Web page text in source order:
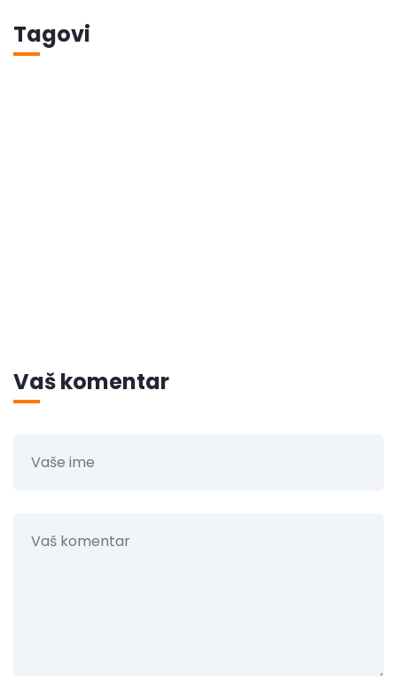
Tagovi
Vaš komentar